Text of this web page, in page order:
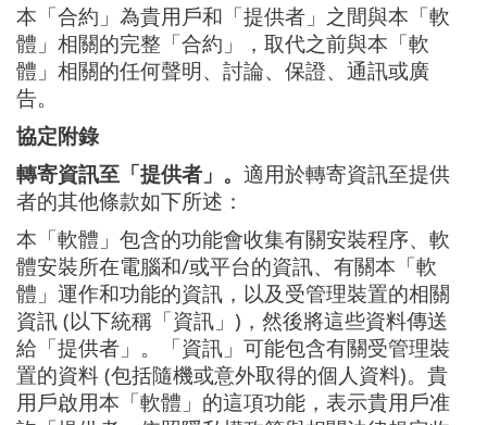
本「合約」為貴用戶和「提供者」之間與本「軟
體」相關的完整「合約」，取代之前與本「軟
體」相關的任何聲明、討論、保證、通訊或廣
告。
協定附錄
轉寄資訊至「提供者」。 適用於轉寄資訊至提供
者的其他條款如下所述：
本「軟體」包含的功能會收集有關安裝程序、軟
體安裝所在電腦和/或平台的資訊、有關本「軟
體」運作和功能的資訊，以及受管理裝置的相關
資訊 (以下統稱「資訊」)，然後將這些資料傳送
給「提供者」。「資訊」可能包含有關受管理裝
置的資料 (包括隨機或意外取得的個人資料)。貴
用戶啟用本「軟體」的這項功能，表示貴用戶准